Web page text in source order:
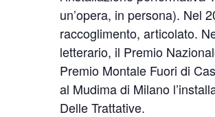
un’opera, in persona). Nel
raccoglimento, articolato.
letterario, il Premio
Premio Montale Fuori di
al Mudima di Milano
Delle Trattative.